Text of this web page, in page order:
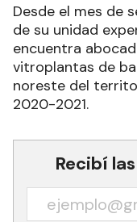
Desde el mes de
de su unidad
encuentra
vitroplantas de
noreste del
2020-2021.
Recibí